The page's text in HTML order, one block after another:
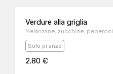
Verdure alla griglia
Melanzane, zucchine, peperoni
Solo pranzo
2.80 €